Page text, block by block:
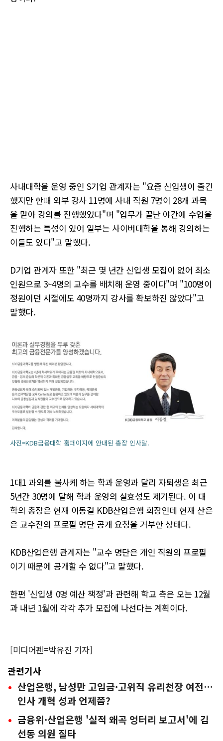
사내대학을 운영 중인 S기업 관계자는 "요즘 신입생이 줄긴
했지만 한때 외부 강사 11명에 사내 직원 7명이 28개 과목
을 맡아 강의를 진행했었다"며 "업무가 끝난 야간에 수업을
진행하는 특성이 있어 일부는 사이버대학을 통해 강의하는
이들도 있다"고 말했다.
D기업 관계자 또한 "최근 몇 년간 신입생 모집이 없어 최소
인원으로 3~4명의 교수를 배치해 운영 중이다"며 "100명이
정원이던 시절에도 40명까지 강사를 확보하진 않았다"고
말했다.
사진=KDB금융대학 홈페이지에 안내된 총장 인사말.
1대1 과외를 불사케 하는 학과 운영과 달리 자퇴생은 최근
5년간 30명에 달해 학과 운영의 실효성도 제기된다. 이 대
학의 총장은 현재 이동걸 KDB산업은행 회장인데 현재 산은
은 교수진의 프로필 명단 공개 요청을 거부한 상태다.
KDB산업은행 관계자는 "교수 명단은 개인 직원의 프로필
이기 때문에 공개할 수 없다"고 말했다.
한편 '신입생 0명 예산 책정'과 관련해 학교 측은 오는 12월
과 내년 1월에 각각 추가 모집에 나선다는 계획이다.
[미디어펜=박유진 기자]
관련기사
산업은행, 남성만 고임금·고위직 유리천장 여전…
인사 개혁 성과 언제쯤?
금융위·산업은행 '실적 왜곡 엉터리 보고서'에 김
선동 의원 질타